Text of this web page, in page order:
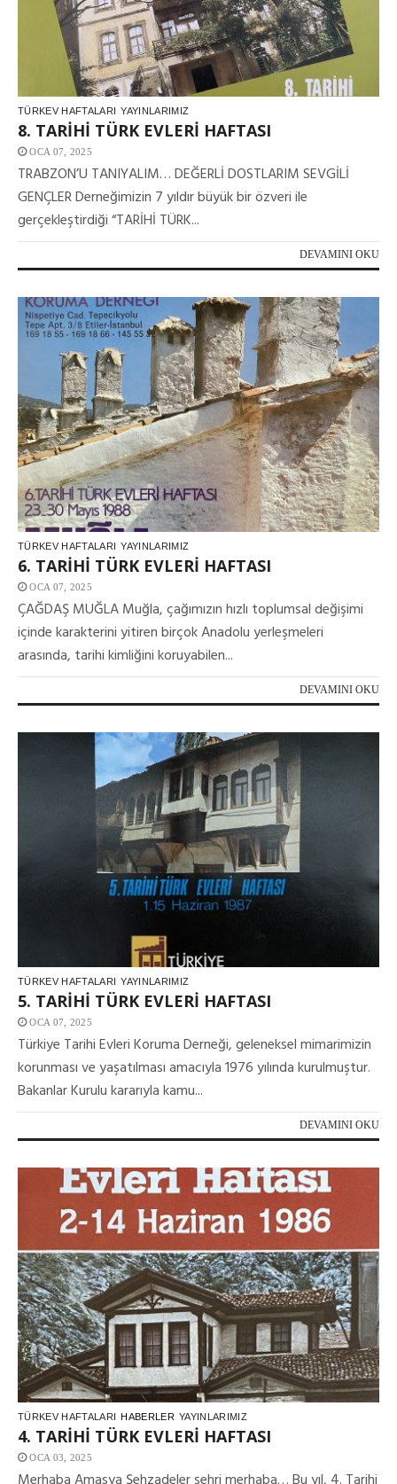
TÜRKEV HAFTALARI YAYINLARIMIZ
8. TARİHİ TÜRK EVLERİ HAFTASI
OCA 07, 2025
TRABZON’U TANIYALIM… DEĞERLİ DOSTLARIM SEVGİLİ
GENÇLER Derneğimizin 7 yıldır büyük bir özveri ile
gerçekleştirdiği “TARİHİ TÜRK...
DEVAMINI OKU
TÜRKEV HAFTALARI YAYINLARIMIZ
6. TARİHİ TÜRK EVLERİ HAFTASI
OCA 07, 2025
ÇAĞDAŞ MUĞLA Muğla, çağımızın hızlı toplumsal değişimi
içinde karakterini yitiren birçok Anadolu yerleşmeleri
arasında, tarihi kimliğini koruyabilen...
DEVAMINI OKU
TÜRKEV HAFTALARI YAYINLARIMIZ
5. TARİHİ TÜRK EVLERİ HAFTASI
OCA 07, 2025
Türkiye Tarihi Evleri Koruma Derneği, geleneksel mimarimizin
korunması ve yaşatılması amacıyla 1976 yılında kurulmuştur.
Bakanlar Kurulu kararıyla kamu...
DEVAMINI OKU
TÜRKEV HAFTALARI HABERLER YAYINLARIMIZ
4. TARİHİ TÜRK EVLERİ HAFTASI
OCA 03, 2025